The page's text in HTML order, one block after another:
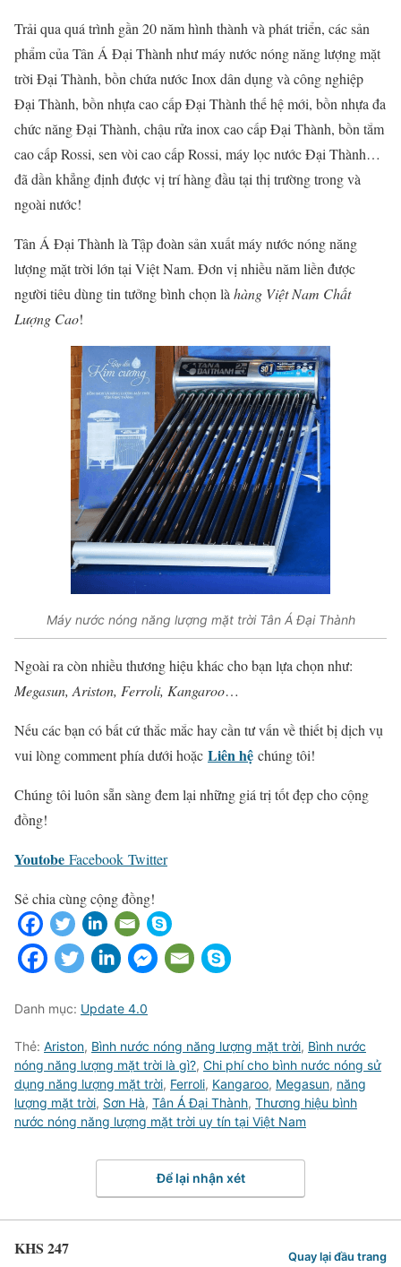
Trải qua quá trình gần 20 năm hình thành và phát triển, các sản
phẩm của Tân Á Đại Thành như máy nước nóng năng lượng mặt
trời Đại Thành, bồn chứa nước Inox dân dụng và công nghiệp
Đại Thành, bồn nhựa cao cấp Đại Thành thế hệ mới, bồn nhựa đa
chức năng Đại Thành, chậu rửa inox cao cấp Đại Thành, bồn tắm
cao cấp Rossi, sen vòi cao cấp Rossi, máy lọc nước Đại Thành…
đã dần khẳng định được vị trí hàng đầu tại thị trường trong và
ngoài nước!
Tân Á Đại Thành là Tập đoàn sản xuất máy nước nóng năng
lượng mặt trời lớn tại Việt Nam. Đơn vị nhiều năm liền được
người tiêu dùng tin tưởng bình chọn làhàng Việt Nam Chất
Lượng Cao!
Máy nước nóng năng lượng mặt trời Tân Á Đại Thành
Ngoài ra còn nhiều thương hiệu khác cho bạn lựa chọn như:
Megasun, Ariston, Ferroli, Kangaroo…
Nếu các bạn có bất cứ thắc mắc hay cần tư vấn về thiết bị dịch vụ
vui lòng comment phía dưới hoặc Liên hệ chúng tôi!
Chúng tôi luôn sẵn sàng đem lại những giá trị tốt đẹp cho cộng
đồng!
Youtobe Facebook Twitter
Sẻ chia cùng cộng đồng!
Danh mục: Update 4.0
Thẻ: Ariston, Bình nước nóng năng lượng mặt trời, Bình nước
nóng năng lượng mặt trời là gì?, Chi phí cho bình nước nóng sử
dụng năng lượng mặt trời, Ferroli, Kangaroo, Megasun, năng
lượng mặt trời, Sơn Hà, Tân Á Đại Thành, Thương hiệu bình
nước nóng năng lượng mặt trời uy tín tại Việt Nam
Để lại nhận xét
KHS 247 Quay lại đầu trang